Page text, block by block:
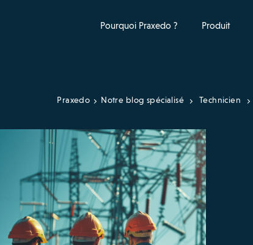
Pourquoi Praxedo ? Produit
Praxedo Notre blog spécialisé Technicien